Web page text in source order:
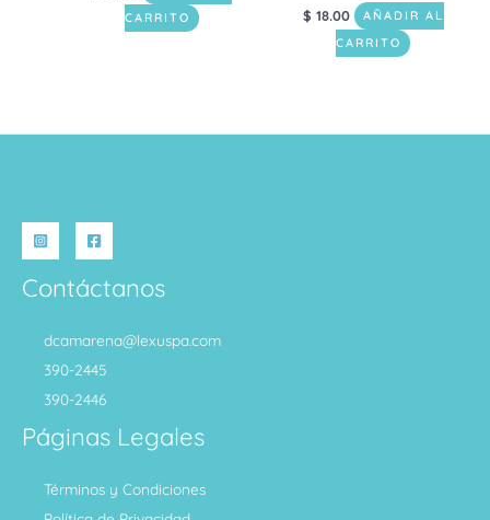
CARRITO
$ 18.00
AÑADIR AL
CARRITO
Contáctanos
dcamarena@lexuspa.com
390-2445
390-2446
Páginas Legales
Términos y Condiciones